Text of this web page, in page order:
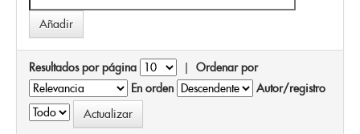
Resultados por página | Ordenar por
En orden
Autor/registro